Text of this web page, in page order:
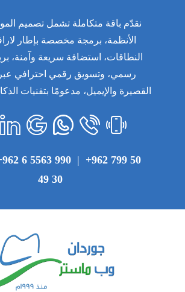
نقدّم باقة متكاملة تشمل تصميم
الأنظمة، برمجة مخصصة بإطار
النطاقات، استضافة سريعة وآمنة،
رسمي، وتسويق رقمي احترافي
القصيرة والإيميل، مدعومًا بتقنيات
6 5563 990| +962 799 50
49 30